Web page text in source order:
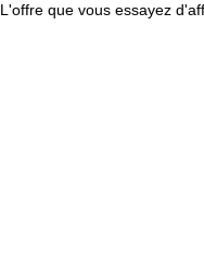
L'offre que vous essayez